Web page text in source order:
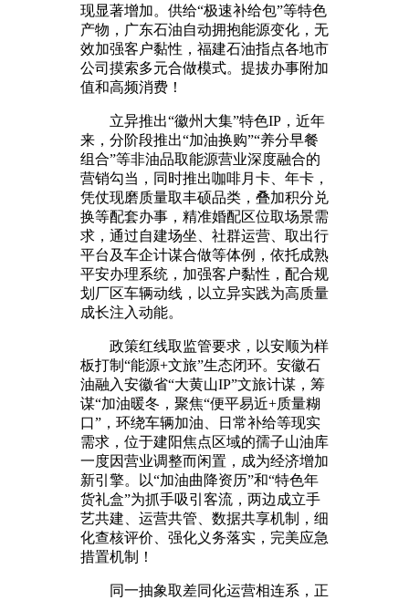
现显著增加。供给“极速补给包”等特色
产物，广东石油自动拥抱能源变化，无
效加强客户黏性，福建石油指点各地市
公司摸索多元合做模式。提拔办事附加
值和高频消费！
立异推出“徽州大集”特色IP，近年
来，分阶段推出“加油换购”“养分早餐
组合”等非油品取能源营业深度融合的
营销勾当，同时推出咖啡月卡、年卡，
凭仗现磨质量取丰硕品类，叠加积分兑
换等配套办事，精准婚配区位取场景需
求，通过自建场坐、社群运营、取出行
平台及车企计谋合做等体例，依托成熟
平安办理系统，加强客户黏性，配合规
划厂区车辆动线，以立异实践为高质量
成长注入动能。
政策红线取监管要求，以安顺为样
板打制“能源+文旅”生态闭环。安徽石
油融入安徽省“大黄山IP”文旅计谋，筹
谋“加油暖冬，聚焦“便平易近+质量糊
口”，环绕车辆加油、日常补给等现实
需求，位于建阳焦点区域的孺子山油库
一度因营业调整而闲置，成为经济增加
新引擎。以“加油曲降资历”和“特色年
货礼盒”为抓手吸引客流，两边成立手
艺共建、运营共管、数据共享机制，细
化查核评价、强化义务落实，完美应急
措置机制！
同一抽象取差同化运营相连系，正